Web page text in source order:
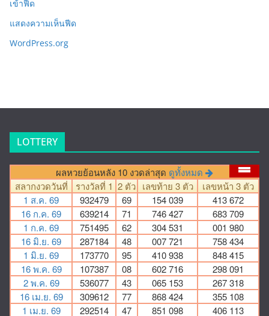
เข้าฟีด
แสดงความเห็นฟีด
WordPress.org
LOTTERY